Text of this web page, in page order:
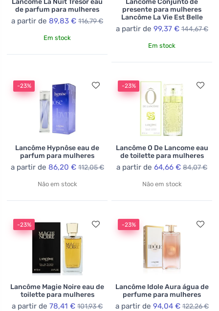
Lancôme La Nuit Trésor eau
de parfum para mulheres
a partir de 89,83 € 116,79 €
Em stock
Lancôme Conjunto de
presente para mulheres
Lancôme La Vie Est Belle
a partir de 99,37 € 144,67 €
Em stock
-23%
Lancôme Hypnôse eau de
parfum para mulheres
a partir de 86,20 € 112,05 €
Não em stock
-23%
Lancôme O De Lancome eau
de toilette para mulheres
a partir de 64,66 € 84,07 €
Não em stock
-23%
Lancôme Magie Noire eau de
toilette para mulheres
a partir de 78,41 € 101,93 €
-23%
Lancôme Idole Aura água de
perfume para mulheres
a partir de 94,04 € 122,26 €